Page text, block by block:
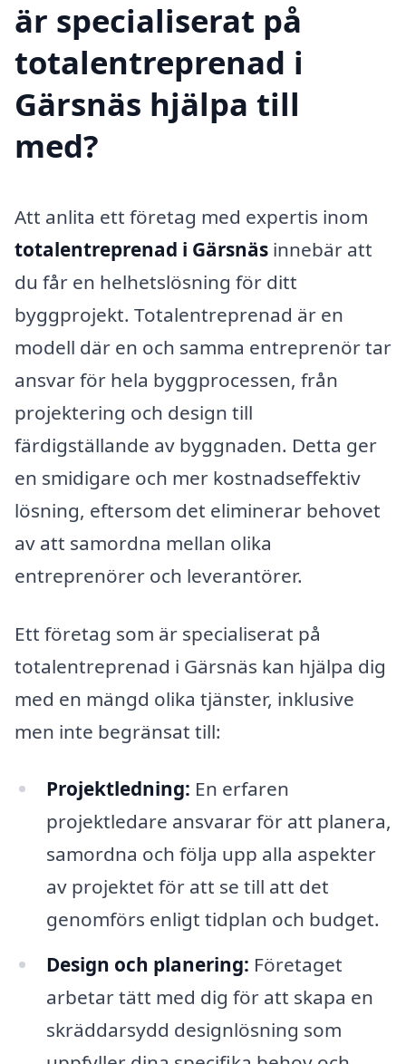
är specialiserat på
totalentreprenad i
Gärsnäs hjälpa till
med?
Att anlita ett företag med expertis inom
totalentreprenad i Gärsnäs innebär att
du får en helhetslösning för ditt
byggprojekt. Totalentreprenad är en
modell där en och samma entreprenör tar
ansvar för hela byggprocessen, från
projektering och design till
färdigställande av byggnaden. Detta ger
en smidigare och mer kostnadseffektiv
lösning, eftersom det eliminerar behovet
av att samordna mellan olika
entreprenörer och leverantörer.
Ett företag som är specialiserat på
totalentreprenad i Gärsnäs kan hjälpa dig
med en mängd olika tjänster, inklusive
men inte begränsat till:
Projektledning: En erfaren
projektledare ansvarar för att planera,
samordna och följa upp alla aspekter
av projektet för att se till att det
genomförs enligt tidplan och budget.
Design och planering: Företaget
arbetar tätt med dig för att skapa en
skräddarsydd designlösning som